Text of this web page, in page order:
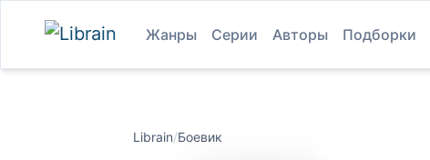
Жанры Серии Авторы Подборки
Librain/Боевик